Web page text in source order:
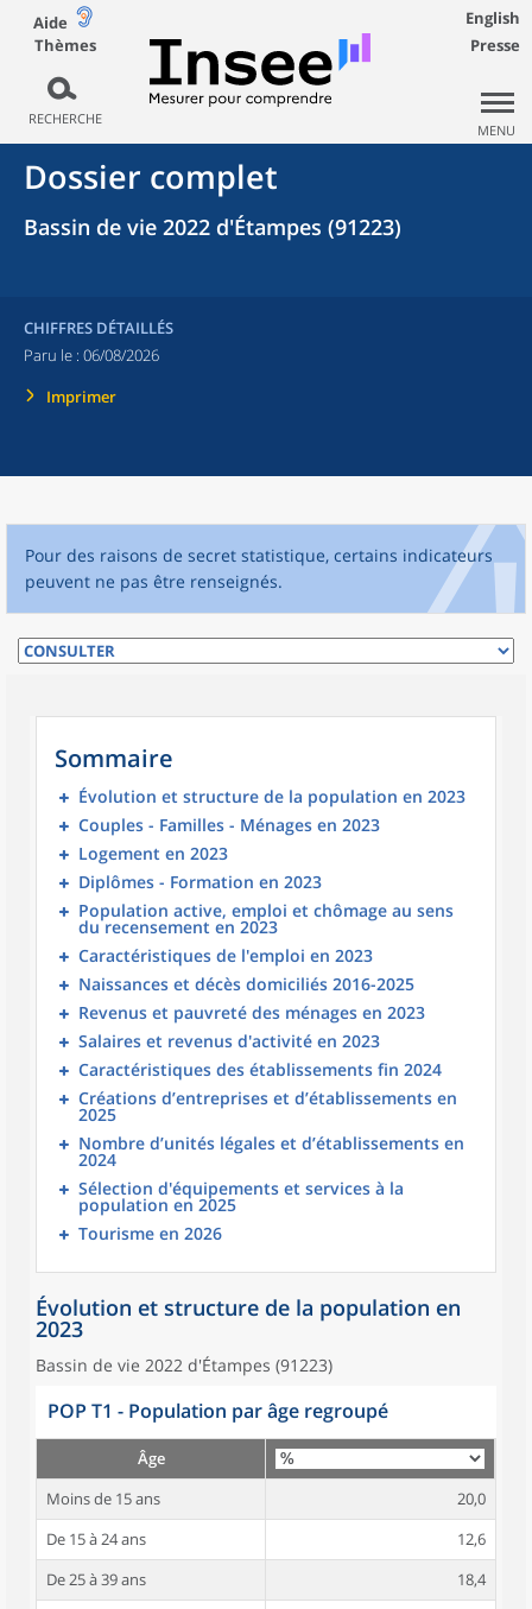
Aide
Thèmes
RECHERCHE
English
Presse
MENU
Dossier complet
Bassin de vie 2022 d'Étampes (91223)
CHIFFRES DÉTAILLÉS
Paru le : 06/08/2026
Imprimer
Pour des raisons de secret statistique, certains indicateurs
peuvent ne pas être renseignés.
Sommaire
Évolution et structure de la population en 2023
Couples - Familles - Ménages en 2023
Logement en 2023
Diplômes - Formation en 2023
Population active, emploi et chômage au sens
du recensement en 2023
Caractéristiques de l'emploi en 2023
Naissances et décès domiciliés 2016-2025
Revenus et pauvreté des ménages en 2023
Salaires et revenus d'activité en 2023
Caractéristiques des établissements fin 2024
Créations d’entreprises et d’établissements en
2025
Nombre d’unités légales et d’établissements en
2024
Sélection d'équipements et services à la
population en 2025
Tourisme en 2026
Évolution et structure de la population en
2023
Bassin de vie 2022 d'Étampes (91223)
POP T1 - Population par âge regroupé
Âge
Moins de 15 ans
20,0
De 15 à 24 ans
12,6
De 25 à 39 ans
18,4